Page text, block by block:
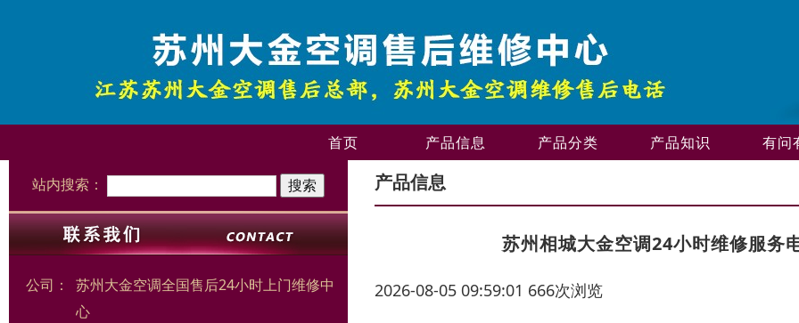
首页 产品信息 产品分类 产品知识 有问
站内搜索：
公司：
苏州大金空调全国售后24小时上门维修中
心
产品信息
苏州相城大金空调24小时维修服务
2026-08-05 09:59:01 666次浏览